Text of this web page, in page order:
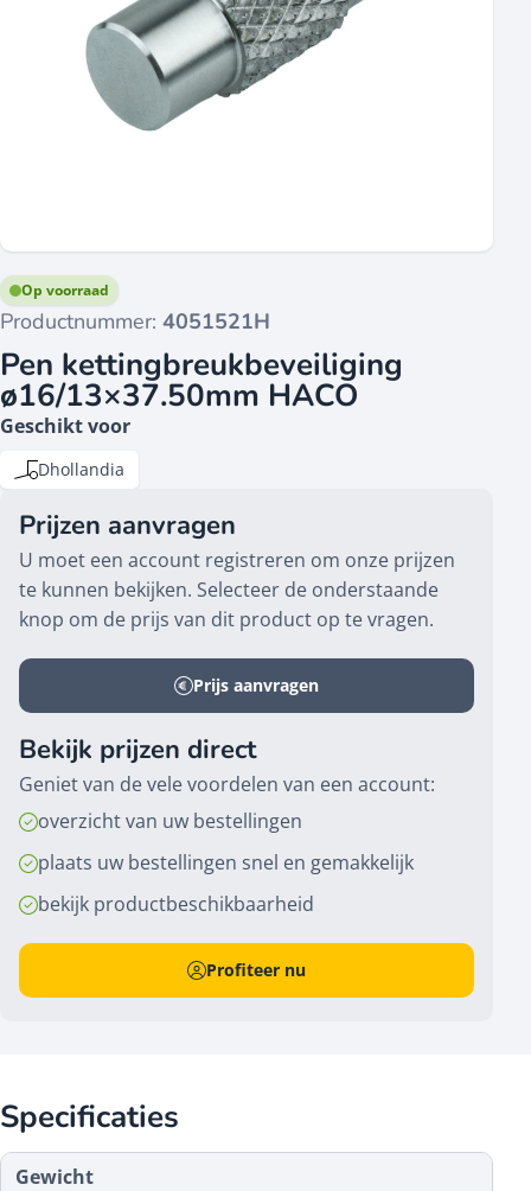
Productnummer: 4051521H
Op voorraad
Pen kettingbreukbeveiliging
ø16/13×37.50mm HACO
Geschikt voor
Dhollandia
Prijzen aanvragen
U moet een account registreren om onze prijzen
te kunnen bekijken. Selecteer de onderstaande
knop om de prijs van dit product op te vragen.
Prijs aanvragen
Bekijk prijzen direct
Geniet van de vele voordelen van een account:
overzicht van uw bestellingen
plaats uw bestellingen snel en gemakkelijk
bekijk productbeschikbaarheid
Profiteer nu
Specificaties
Gewicht